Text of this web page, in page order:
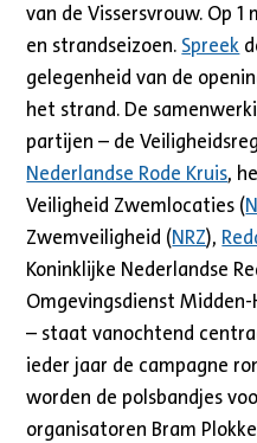
van de Vissersvrouw. Op
en strandseizoen. Spreek
gelegenheid van de
het strand. De
partijen – de
Nederlandse Rode Kruis,
Veiligheid Zwemlocaties (
Zwemveiligheid (NRZ),
Koninklijke Nederlandse
Omgevingsdienst Midden-
– staat vanochtend
ieder jaar de campagne
worden de polsbandjes
organisatoren Bram